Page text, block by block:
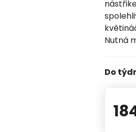
Nutná
Do